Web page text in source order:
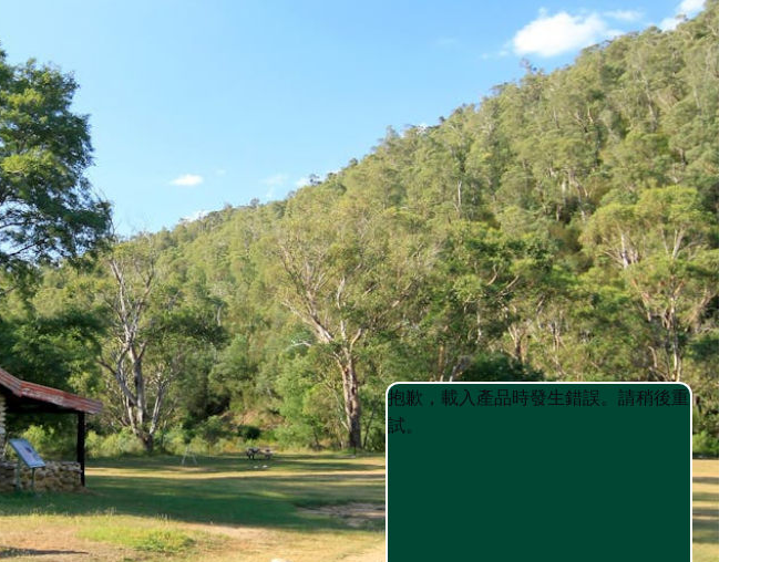
Product
List
Product
List
抱歉，載入產品時發生錯誤。請稍後重
試。